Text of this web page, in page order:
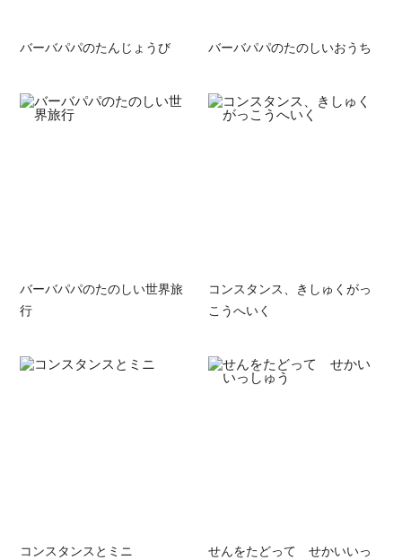
バーバパパのたんじょうび バーバパパのたのしいおうち
バーバパパのたのしい世界旅
行
コンスタンス、きしゅくがっ
こうへいく
コンスタンスとミニ
せんをたどって せかいいっ